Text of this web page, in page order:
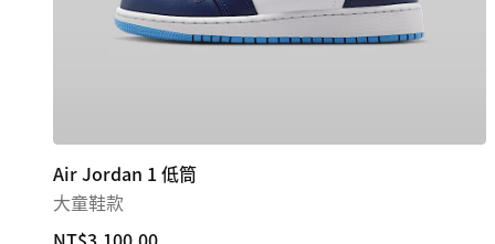
Air Jordan 1 低筒
大童鞋款